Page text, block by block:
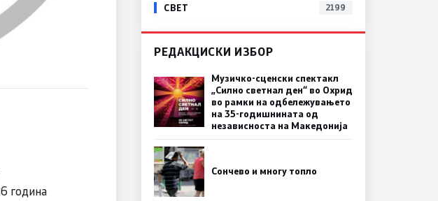
година
СВЕТ 2199
РЕДАКЦИСКИ ИЗБОР
Музичко-сценски спектакл
„Силно светнал ден“ во Охрид
во рамки на одбележувањето
на 35-годишнината од
независноста на Македонија
Сончево и многу топло